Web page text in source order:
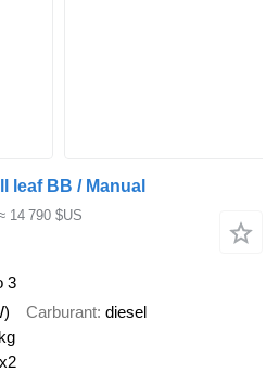
leaf BB / Manual
14 790 $US
3
Carburant diesel